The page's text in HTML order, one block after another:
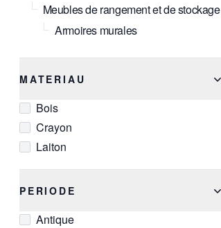
Meubles de rangement et de stockage
Armoires murales
MATERIAU
Bois
Crayon
Laiton
PERIODE
Antique